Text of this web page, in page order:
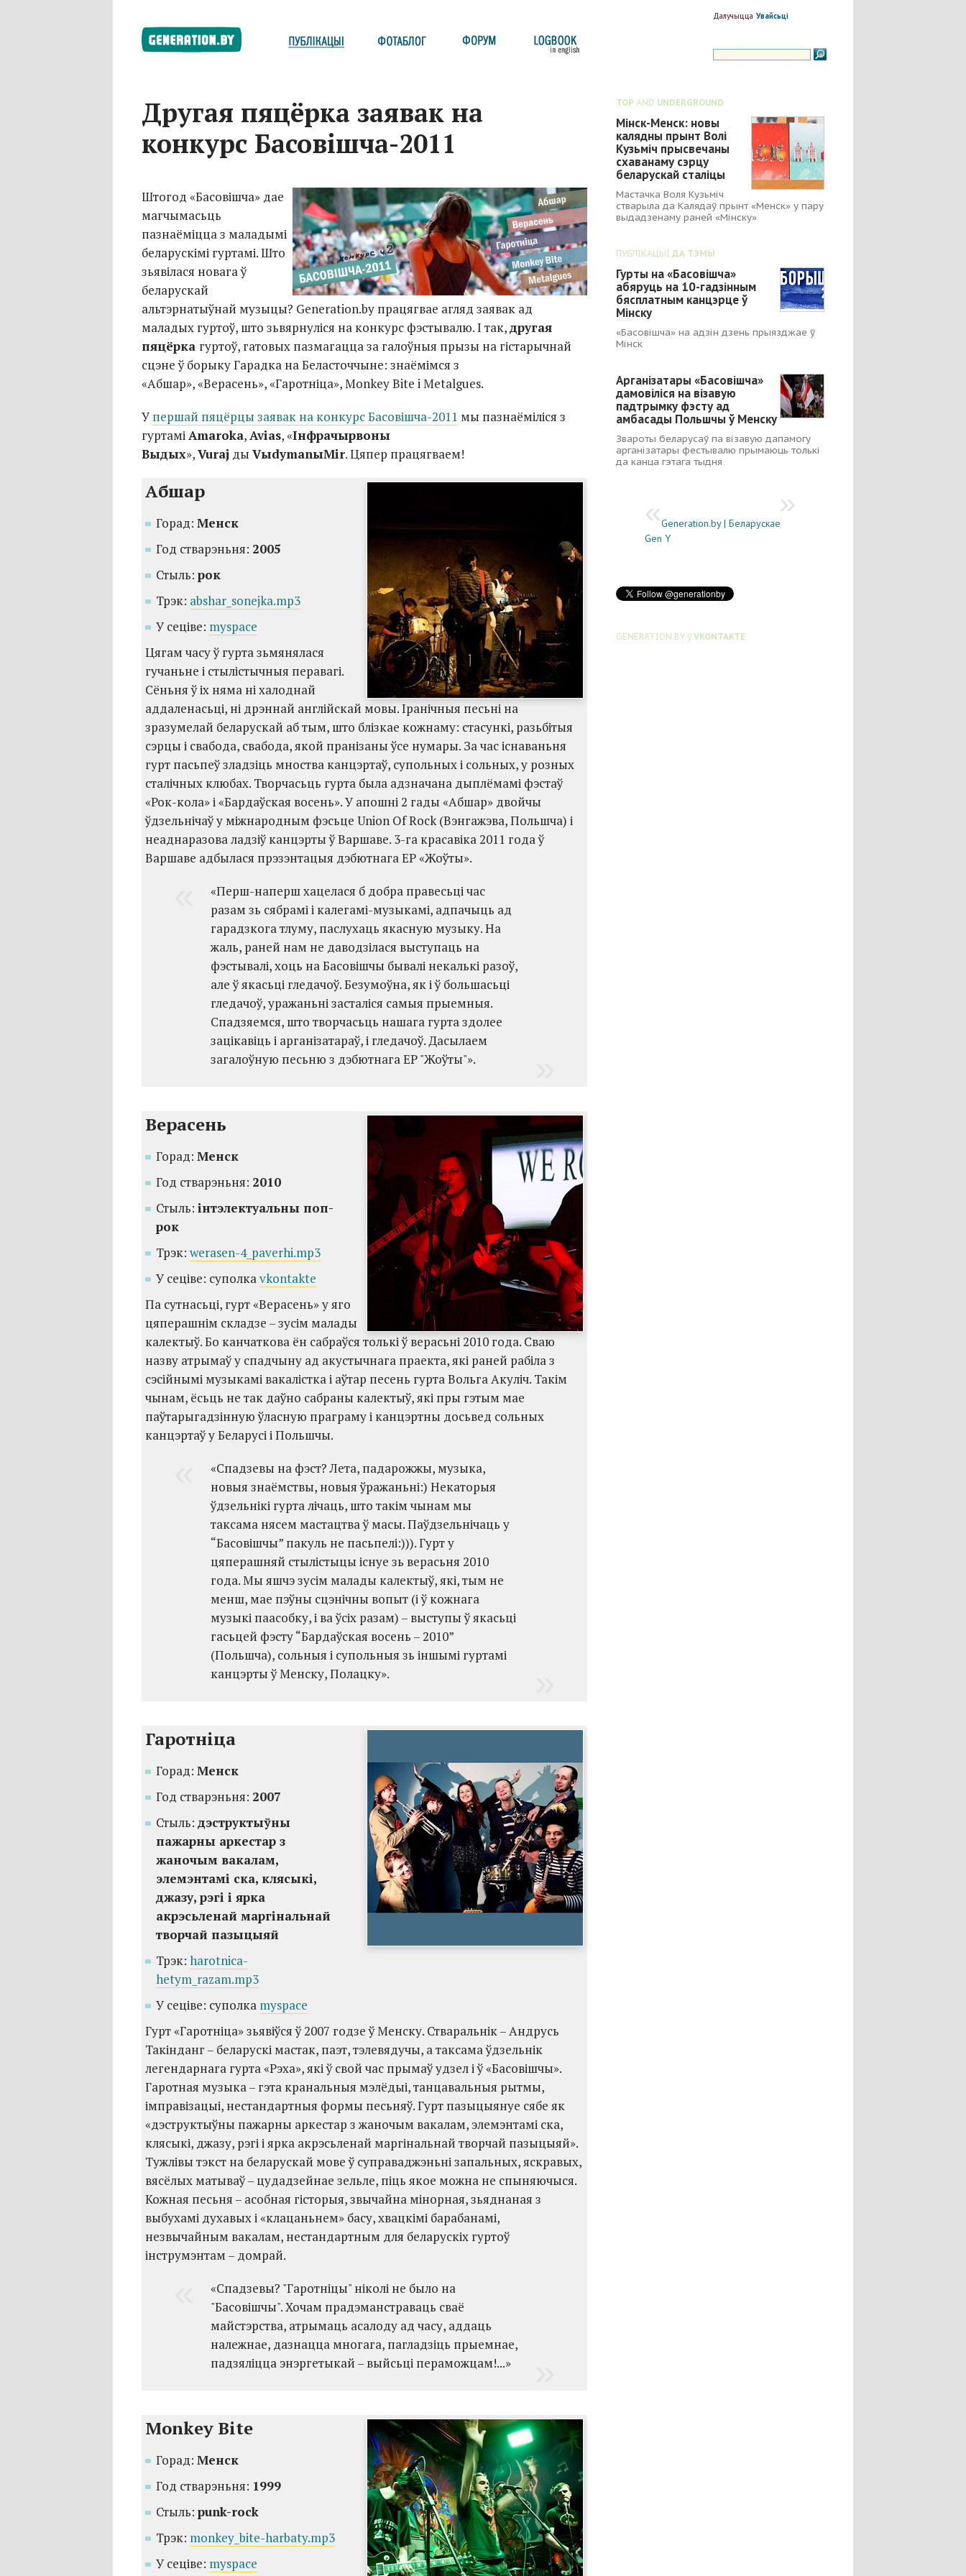
Далучыцца Увайсьці
Другая пяцёрка заявак на
конкурс Басовішча-2011
Штогод «Басовішча» дае
магчымасьць
пазнаёміцца з маладымі
беларускімі гуртамі. Што
зьявілася новага ў
беларускай
альтэрнатыўнай музыцы? Generation.by працягвае агляд заявак ад
маладых гуртоў, што зьвярнуліся на конкурс фэстывалю. І так, другая
пяцёрка гуртоў, гатовых пазмагацца за галоўныя прызы на гістарычнай
сцэне ў борыку Гарадка на Беласточчыне: знаёмімся з
«Абшар», «Верасень», «Гаротніца», Monkey Bite i Metalgues.
Упершай пяцёрцы заявак на конкурс Басовішча-2011 мы пазнаёміліся з
гуртамі Amaroka, Avias, «Інфрачырвоны
Выдых»,Vuraj ды VыdymanыMir. Цяпер працягваем!
Aбшар
Горад: Менск
Год стварэньня: 2005
Стыль: рок
Трэк: abshar_sonejka.mp3
У сеціве: myspace
Цягам часу ў гурта зьмянялася
гучаньне і стылістычныя перавагі.
Сёньня ў іх няма ні халоднай
аддаленасьці, ні дрэннай англійскай мовы. Іранічныя песьні на
зразумелай беларускай аб тым, што блізкае кожнаму: стасункі, разьбітыя
сэрцы і свабода, свабода, якой пранізаны ўсе нумары. За час існаваньня
гурт пасьпеў зладзіць мноства канцэртаў, супольных і сольных, у розных
сталічных клюбах. Творчасьць гурта была адзначана дыплёмамі фэстаў
«Рок-кола» і «Бардаўская восень». У апошні 2 гады «Абшар» двойчы
ўдзельнічаў у міжнародным фэсьце Union Of Rock (Вэнгажэва, Польшча) і
неаднаразова ладзіў канцэрты ў Варшаве. 3-га красавіка 2011 года ў
Варшаве адбылася прэзэнтацыя дэбютнага EP «Жоўты».
«Перш-наперш хацелася б добра правесьці час
разам зь сябрамі і калегамі-музыкамі, адпачыць ад
гарадзкога тлуму, паслухаць якасную музыку. На
жаль, раней нам не даводзілася выступаць на
фэстывалі, хоць на Басовішчы бывалі некалькі разоў,
але ў якасьці гледачоў. Безумоўна, як і ў большасьці
гледачоў, уражаньні засталіся самыя прыемныя.
Спадзяемся, што творчасьць нашага гурта здолее
зацікавіць і арганізатараў, і гледачоў. Дасылаем
загалоўную песьню з дэбютнага EP "Жоўты"».
Верасень
Горад: Менск
Год стварэньня: 2010
Стыль: інтэлектуальны поп-
рок
Трэк: werasen-4_paverhi.mp3
У сеціве: суполкаvkontakte
Па сутнасьці, гурт «Верасень» у яго
цяперашнім складзе – зусім малады
калектыў. Бо канчаткова ён сабраўся толькі ў верасьні 2010 года. Сваю
назву атрымаў у спадчыну ад акустычнага праекта, які раней рабіла з
сэсійнымі музыкамі вакалістка і аўтар песень гурта Вольга Акуліч. Такім
чынам, ёсьць не так даўно сабраны калектыў, які пры гэтым мае
паўтарыгадзінную ўласную праграму і канцэртны досьвед сольных
канцэртаў у Беларусі і Польшчы.
«Спадзевы на фэст? Лета, падарожжы, музыка,
новыя знаёмствы, новыя ўражаньні:) Некаторыя
ўдзельнікі гурта лічаць, што такім чынам мы
таксама нясем мастацтва ў масы. Паўдзельнічаць у
“Басовішчы” пакуль не пасьпелі:))). Гурт у
цяперашняй стылістыцы існуе зь верасьня 2010
года. Мы яшчэ зусім малады калектыў, які, тым не
менш, мае пэўны сцэнічны вопыт (і ў кожнага
музыкі паасобку, і ва ўсіх разам) – выступы ў якасьці
гасьцей фэсту “Бардаўская восень – 2010”
(Польшча), сольныя і супольныя зь іншымі гуртамі
канцэрты ў Менску, Полацку».
Гаротніца
Горад: Менск
Год стварэньня: 2007
Стыль: дэструктыўны
пажарны аркестар з
жаночым вакалам,
элемэнтамі ска, клясыкі,
джазу, рэгі і ярка
акрэсьленай маргінальнай
творчай пазыцыяй
Трэк: harotnica-
hetym_razam.mp3
У сеціве: суполка myspace
Гурт «Гаротніца» зьявіўся ў 2007 годзе ў Менску. Стваральнік – Андрусь
Такінданг – беларускі мастак, паэт, тэлевядучы, а таксама ўдзельнік
легендарнага гурта «Рэха», які ў свой час прымаў удзел і ў «Басовішчы».
Гаротная музыка – гэта кранальныя мэлёдыі, танцавальныя рытмы,
імправізацыі, нестандартныя формы песьняў. Гурт пазыцыянуе сябе як
«дэструктыўны пажарны аркестар з жаночым вакалам, элемэнтамі ска,
клясыкі, джазу, рэгі і ярка акрэсьленай маргінальнай творчай пазыцыяй».
Тужлівы тэкст на беларускай мове ў суправаджэньні запальных, яскравых,
вясёлых матываў – цудадзейнае зельле, піць якое можна не спыняючыся.
Кожная песьня – асобная гісторыя, звычайна мінорная, зьяднаная з
выбухамі духавых і «клацаньнем» басу, хвацкімі барабанамі,
незвычайным вакалам, нестандартным для беларускіх гуртоў
інструмэнтам – домрай.
«Спадзевы? "Гаротніцы" ніколі не было на
"Басовішчы". Хочам прадэманстраваць сваё
майстэрства, атрымаць асалоду ад часу, аддаць
належнае, дазнацца многага, пагладзіць прыемнае,
падзяліцца энэргетыкай – выйсьці пераможцам!...»
Monkey Bite
Горад: Менск
Год стварэньня: 1999
Стыль: punk-rock
Трэк: monkey_bite-harbaty.mp3
У сеціве: myspace
TOP AND UNDERGROUND
Мінск-Менск: новы
калядны прынт Волі
Кузьміч прысвечаны
схаванаму сэрцу
беларускай сталіцы
Мастачка Воля Кузьміч
стварыла да Калядаў прынт «Менск» у пару
выдадзенаму раней «Мінску»
ПУБЛІКАЦЫІ ДА ТЭМЫ
Гурты на «Басовішча»
абяруць на 10-гадзінным
бясплатным канцэрце ў
Мінску
«Басовішча» на адзін дзень прыязджае ў
Мінск
Арганізатары «Басовішча»
дамовіліся на візавую
падтрымку фэсту ад
амбасады Польшчы ў Менску
Звароты беларусаў па візавую дапамогу
арганізатары фестывалю прымаюць толькі
да канца гэтага тыдня
Generation.by | Беларускае
Gen Y
GENERATION.BY ў VKONTAKTE